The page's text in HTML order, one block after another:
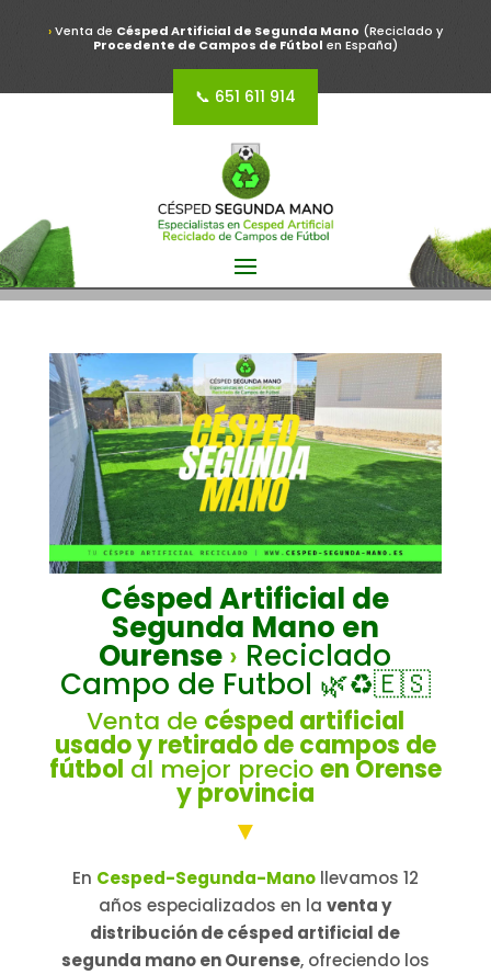
›Venta de Césped Artificial de Segunda Mano (Reciclado y
Procedente de Campos de Fútbol en España)
📞 651 611 914
Césped Artificial de
Segunda Mano en
Ourense› Reciclado
Campo de Futbol 🌿♻️🇪🇸
Venta de césped artificial
usado y retirado de campos de
fútbol al mejor precioen Orense
y provincia
▼
En Cesped-Segunda-Manollevamos 12
años especializados en laventa y
distribución de césped artificial de
segunda mano en Ourense, ofreciendo los